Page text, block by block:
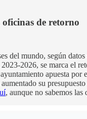
de retorno
del mundo, según
2026, se marca el
apuesta por
su
, aunque no sabemos